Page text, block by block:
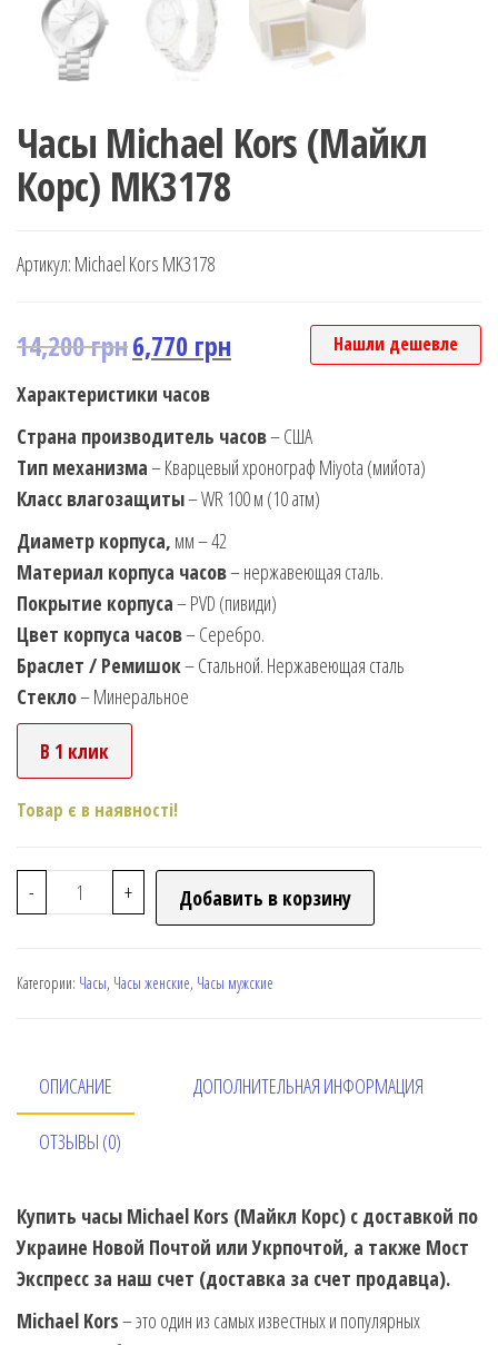
Часы Michael Kors (Майкл
Корс) MK3178
Артикул: Michael Kors MK3178
14,200грн6,770 грн Нашли дешевле
Характеристики часов
Страна производитель часов– США
Тип механизма– Кварцевый хронограф Miyota (мийота)
Класс влагозащиты– WR 100 м (10 атм)
Диаметр корпуса, мм – 42
Материал корпуса часов– нержавеющая сталь.
Покрытие корпуса– PVD (пивиди)
Цвет корпуса часов– Серебро.
Браслет / Ремишок– Стальной. Нержавеющая сталь
Стекло– Минеральное
В 1 клик
Товар є в наявності!
- + Добавить в корзину
Категории: Часы, Часы женские, Часы мужские
ОПИСАНИЕ ДОПОЛНИТЕЛЬНАЯ ИНФОРМАЦИЯ
ОТЗЫВЫ (0)
Купить часы Michael Kors (Майкл Корс) с доставкой по
Украине Новой Почтой или Укрпочтой, а также Мост
Экспресс за наш счет (доставка за счет продавца).
Michael Kors– это один из самых известных и популярных